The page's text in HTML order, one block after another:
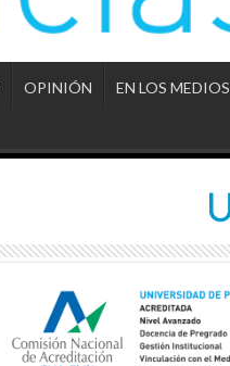
OPINIÓN EN LOS MEDIOS